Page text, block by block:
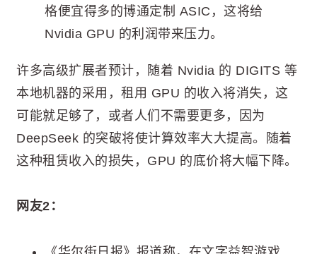
格便宜得多的博通定制 ASIC，这将给
Nvidia GPU 的利润带来压力。
许多高级扩展者预计，随着 Nvidia 的 DIGITS 等
本地机器的采用，租用 GPU 的收入将消失，这
可能就足够了，或者人们不需要更多，因为
DeepSeek 的突破将使计算效率大大提高。随着
这种租赁收入的损失，GPU 的底价将大幅下降。
网友2：